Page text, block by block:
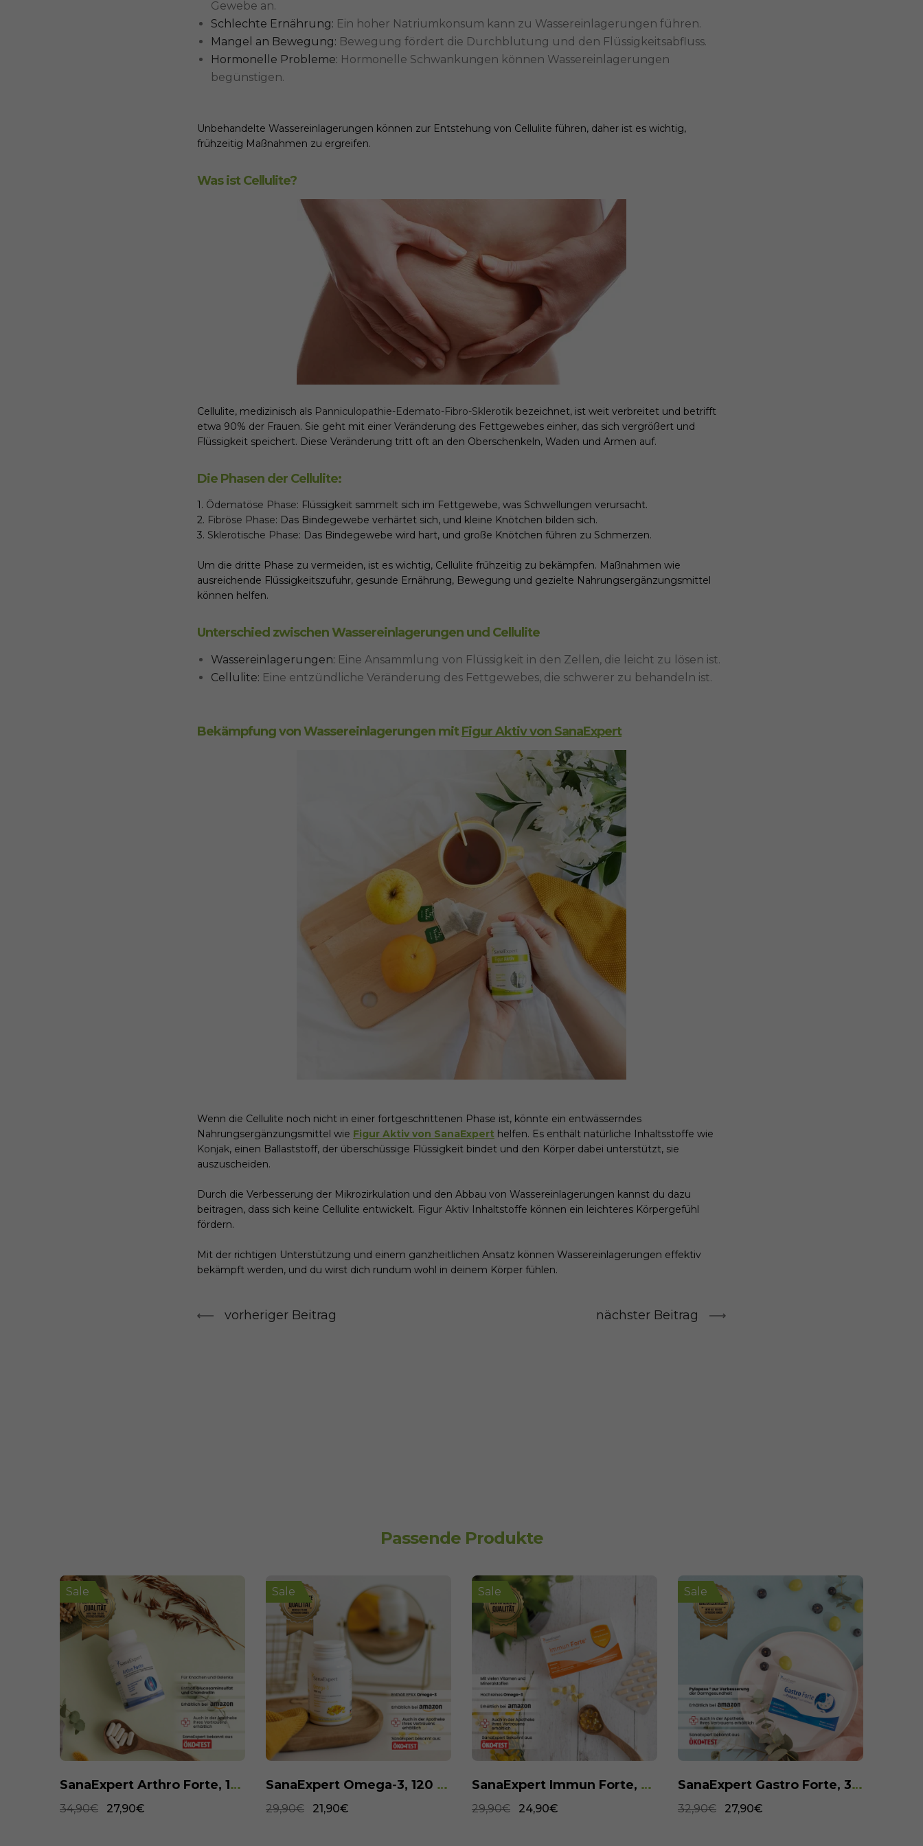
Gewebe an.
Schlechte Ernährung: Ein hoher Natriumkonsum kann zu Wassereinlagerungen führen.
Mangel an Bewegung: Bewegung fördert die Durchblutung und den Flüssigkeitsabfluss.
Hormonelle Probleme: Hormonelle Schwankungen können Wassereinlagerungen
begünstigen.
Unbehandelte Wassereinlagerungen können zur Entstehung von Cellulite führen, daher ist es wichtig,
frühzeitig Maßnahmen zu ergreifen.
Was ist Cellulite?
Cellulite, medizinisch als Panniculopathie-Edemato-Fibro-Sklerotik bezeichnet, ist weit verbreitet und betrifft
etwa 90% der Frauen. Sie geht mit einer Veränderung des Fettgewebes einher, das sich vergrößert und
Flüssigkeit speichert. Diese Veränderung tritt oft an den Oberschenkeln, Waden und Armen auf.
Die Phasen der Cellulite:
1. Ödematöse Phase: Flüssigkeit sammelt sich im Fettgewebe, was Schwellungen verursacht.
2. Fibröse Phase: Das Bindegewebe verhärtet sich, und kleine Knötchen bilden sich.
3. Sklerotische Phase: Das Bindegewebe wird hart, und große Knötchen führen zu Schmerzen.
Um die dritte Phase zu vermeiden, ist es wichtig, Cellulite frühzeitig zu bekämpfen. Maßnahmen wie
ausreichende Flüssigkeitszufuhr, gesunde Ernährung, Bewegung und gezielte Nahrungsergänzungsmittel
können helfen.
Unterschied zwischen Wassereinlagerungen und Cellulite
Wassereinlagerungen: Eine Ansammlung von Flüssigkeit in den Zellen, die leicht zu lösen ist.
Cellulite: Eine entzündliche Veränderung des Fettgewebes, die schwerer zu behandeln ist.
Bekämpfung von Wassereinlagerungen mitFigur Aktiv von SanaExpert
Wenn die Cellulite noch nicht in einer fortgeschrittenen Phase ist, könnte ein entwässerndes
Nahrungsergänzungsmittel wie Figur Aktiv von SanaExpert helfen. Es enthält natürliche Inhaltsstoffe wie
Konjak, einen Ballaststoff, der überschüssige Flüssigkeit bindet und den Körper dabei unterstützt, sie
auszuscheiden.
Durch die Verbesserung der Mikrozirkulation und den Abbau von Wassereinlagerungen kannst du dazu
beitragen, dass sich keine Cellulite entwickelt. Figur Aktiv Inhaltstoffe können ein leichteres Körpergefühl
fördern.
Mit der richtigen Unterstützung und einem ganzheitlichen Ansatz können Wassereinlagerungen effektiv
bekämpft werden, und du wirst dich rundum wohl in deinem Körper fühlen.
vorheriger Beitrag nächster Beitrag
Passende Produkte
Sale
SanaExpert Omega-3, 120 Weichkapseln
29,90€ 21,90€
Sale
SanaExpert Immun Forte, 90 Kapseln
29,90€ 24,90€
Sale
SanaExpert Gastro Forte, 30 Kapseln
32,90€ 27,90€
Sale
SanaExpert Meno Forte, 60 Kapseln
34,90€ 24,90€